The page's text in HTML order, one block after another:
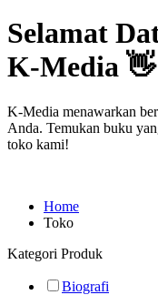
Selamat
K-Media 👋
K-Media menawarkan
Anda. Temukan buku
toko kami!
Home
Toko
Kategori Produk
Biografi